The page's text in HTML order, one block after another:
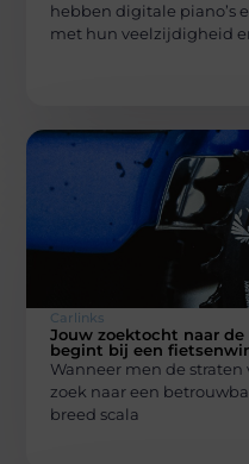
hebben digitale piano’s
met hun veelzijdigheid
Carlinks
Jouw zoektocht naar
begint bij een
Wanneer men de
zoek naar een
breed scala